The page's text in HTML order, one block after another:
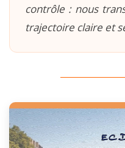
contrôle : nous
trajectoire claire et